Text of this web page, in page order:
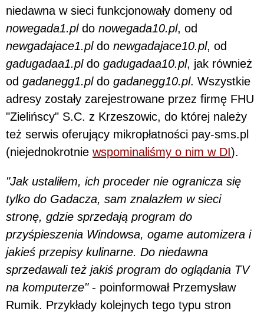
niedawna w sieci funkcjonowały domeny od
nowegada1.pldo nowegada10.pl, od
newgadajace1.pldo newgadajace10.pl, od
gadugadaa1.pldo gadugadaa10.pl, jak również
od gadanegg1.pldo gadanegg10.pl. Wszystkie
adresy zostały zarejestrowane przez firmę FHU
"Zielińscy" S.C. z Krzeszowic, do której należy
też serwis oferujący mikropłatności pay-sms.pl
(niejednokrotnie wspominaliśmy o nim w DI).
"Jak ustaliłem, ich proceder nie ogranicza się
tylko do Gadacza, sam znalazłem w sieci
stronę, gdzie sprzedają program do
przyśpieszenia Windowsa, ogame automizera i
jakieś przepisy kulinarne. Do niedawna
sprzedawali też jakiś program do oglądania TV
na komputerze"- poinformował Przemysław
Rumik. Przykłady kolejnych tego typu stron